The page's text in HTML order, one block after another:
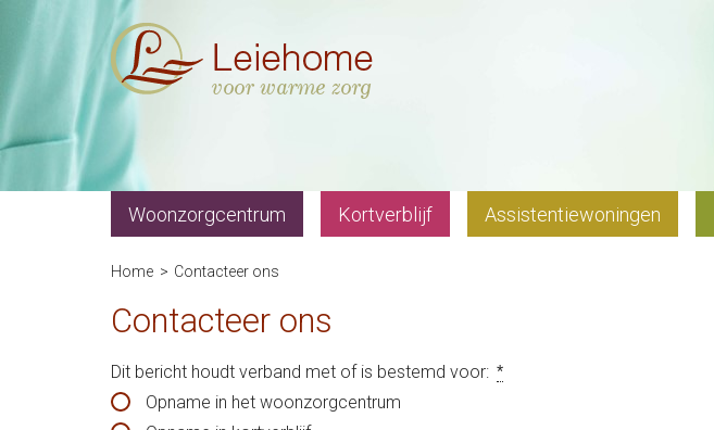
Woonzorgcentrum Kortverblijf Assistentiewoningen
Home Contacteer ons
Contacteer ons
Dit bericht houdt verband met of is bestemd voor: *
Opname in het woonzorgcentrum